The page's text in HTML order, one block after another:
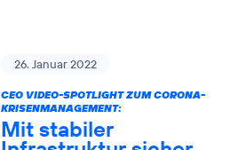
26. Januar 2022
CEO VIDEO-SPOTLIGHT ZUM CORONA-
KRISENMANAGEMENT:
Mit stabiler